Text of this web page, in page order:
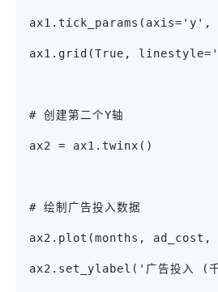
ax1.grid(True,
# 创建第二个Y轴
ax2 = ax1.twinx()
# 绘制广告投入数据
ax2.plot(months,
ax2.set_ylabel('广告投入